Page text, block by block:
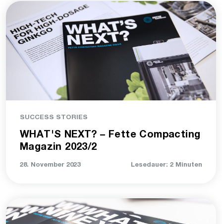
SUCCESS STORIES
WHAT'S NEXT? – Fette Compacting
Magazin 2023/2
28. November 2023 Lesedauer: 2 Minuten